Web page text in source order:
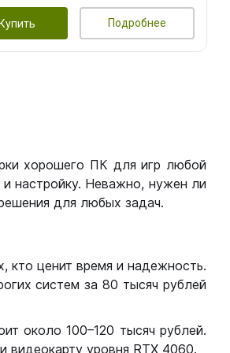
Купить Подробнее
хорошего ПК для игр любой
настройку. Неважно, нужен ли
для любых задач.
кто ценит время и надежность.
систем за 80 тысяч рублей
около 100–120 тысяч рублей.
видеокарту уровня RTX 4060.